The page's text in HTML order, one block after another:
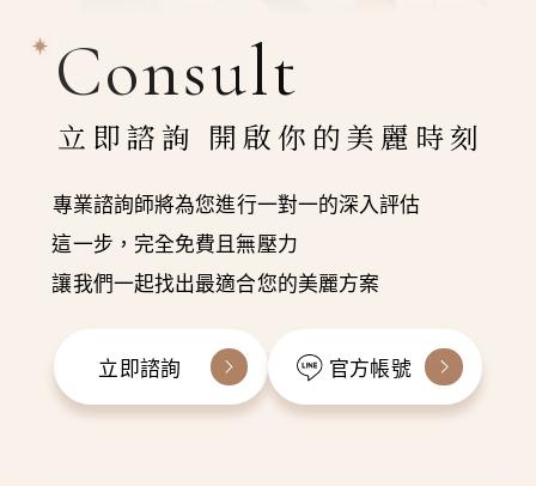
Consult
立即諮詢 開啟你的美麗時刻
專業諮詢師將為您進行一對一的深入評估
這一步，完全免費且無壓力
讓我們一起找出最適合您的美麗方案
立即諮詢 官方帳號